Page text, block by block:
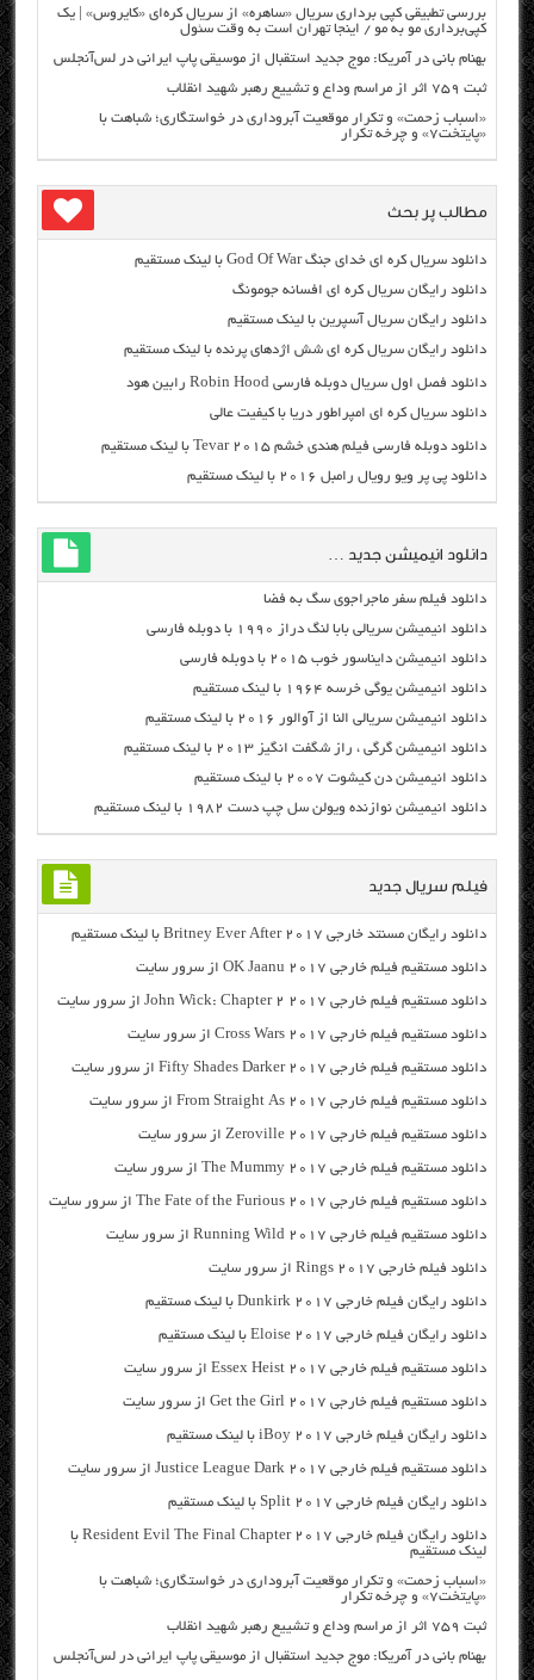
بررسی تطبیقی کپی برداری سریال «ساهره» از سریال کره‌ای «کایروس» | یک
کپی‌برداری مو به مو / اینجا تهران است به وقت سئول
بهنام بانی در آمریکا: موج جدید استقبال از موسیقی پاپ ایرانی در لس‌آنجلس
ثبت ۷۵۹ اثر از مراسم وداع و تشییع رهبر شهید انقلاب
«اسباب زحمت» و تکرار موقعیت آبروداری در خواستگاری؛ شباهت با
«پایتخت۷» و چرخه تکرار
مطالب پر بحث
دانلود سریال کره ای خدای جنگ God Of War با لینک مستقیم
دانلود رایگان سریال کره ای افسانه جومونگ
دانلود رایگان سریال آسپرین با لینک مستقیم
دانلود رایگان سریال کره ای شش اژدهای پرنده با لینک مستقیم
دانلود فصل اول سریال دوبله فارسی Robin Hood رابین هود
دانلود سریال کره ای امپراطور دریا با کیفیت عالی
دانلود دوبله فارسی فیلم هندی خشم Tevar ۲۰۱۵ با لینک مستقیم
دانلود پی پر ویو رویال رامبل ۲۰۱۶ با لینک مستقیم
دانلود انیمیشن جدید …
دانلود فیلم سفر ماجراجوی سگ به فضا
دانلود انیمیشن سریالی بابا لنگ دراز ۱۹۹۰ با دوبله فارسی
دانلود انیمیشن دایناسور خوب ۲۰۱۵ با دوبله فارسی
دانلود انیمیشن یوگی خرسه ۱۹۶۴ با لینک مستقیم
دانلود انیمیشن سریالی النا از آوالور ۲۰۱۶ با لینک مستقیم
دانلود انیمیشن گرگی ، راز شگفت انگیز ۲۰۱۳ با لینک مستقیم
دانلود انیمیشن دن کیشوت ۲۰۰۷ با لینک مستقیم
دانلود انیمیشن نوازنده ویولن سل چپ دست ۱۹۸۲ با لینک مستقیم
فیلم سریال جدید
دانلود رایگان مسنتد خارجی Britney Ever After 2017 با لینک مستقیم
دانلود مستقیم فیلم خارجی OK Jaanu 2017 از سرور سایت
دانلود مستقیم فیلم خارجی John Wick: Chapter 2 2017 از سرور سایت
دانلود مستقیم فیلم خارجی Cross Wars 2017 از سرور سایت
دانلود مستقیم فیلم خارجی Fifty Shades Darker 2017 از سرور سایت
دانلود مستقیم فیلم خارجی From Straight As 2017 از سرور سایت
دانلود مستقیم فیلم خارجی Zeroville 2017 از سرور سایت
دانلود مستقیم فیلم خارجی The Mummy 2017 از سرور سایت
دانلود مستقیم فیلم خارجی The Fate of the Furious 2017 از سرور سایت
دانلود مستقیم فیلم خارجی Running Wild 2017 از سرور سایت
دانلود فیلم خارجی Rings 2017 از سرور سایت
دانلود رایگان فیلم خارجی Dunkirk 2017 با لینک مستقیم
دانلود رایگان فیلم خارجی Eloise 2017 با لینک مستقیم
دانلود مستقیم فیلم خارجی Essex Heist 2017 از سرور سایت
دانلود مستقیم فیلم خارجی Get the Girl 2017 از سرور سایت
دانلود رایگان فیلم خارجی iBoy 2017 با لینک مستقیم
دانلود مستقیم فیلم خارجی Justice League Dark 2017 از سرور سایت
دانلود رایگان فیلم خارجی Split 2017 با لینک مستقیم
دانلود رایگان فیلم خارجی Resident Evil The Final Chapter 2017 با
لینک مستقیم
«اسباب زحمت» و تکرار موقعیت آبروداری در خواستگاری؛ شباهت با
«پایتخت۷» و چرخه تکرار
ثبت ۷۵۹ اثر از مراسم وداع و تشییع رهبر شهید انقلاب
بهنام بانی در آمریکا: موج جدید استقبال از موسیقی پاپ ایرانی در لس‌آنجلس